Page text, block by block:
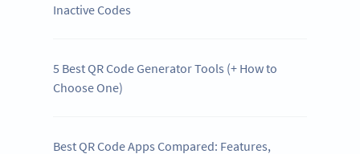
Inactive Codes
5 Best QR Code Generator Tools (+ How to
Choose One)
Best QR Code Apps Compared: Features,